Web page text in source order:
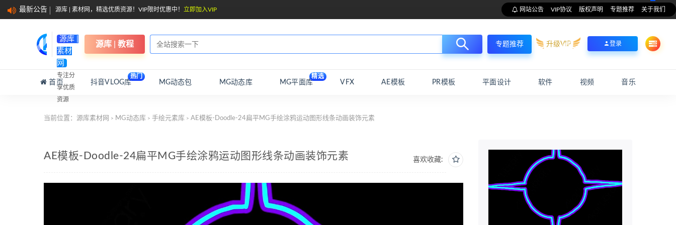
最新公告 源库 | 素材网，精选优质资源！VIP限时优惠中！ 立即加入VIP 网站公告 VIP协议 版权声明 专题推荐 关于我们
源库 |
素材
网
专注分
享优质
资源
源库 | 教程 专题推荐 升级VIP 登录
首页 抖音VLOG库
热门
MG动态包 MG动态库 MG平面库
精选
VFX AE模板 PR模板 平面设计 软件 视频 音乐
当前位置： 源库素材网 > MG动态库 > 手绘元素库 > AE模板-Doodle-24扁平MG手绘涂鸦运动图形线条动画装饰元素
喜欢收藏:
AE模板-Doodle-24扁平MG手绘涂鸦运动图形线条动画装饰元素